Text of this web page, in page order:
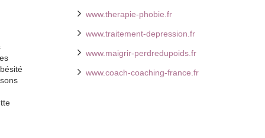
www.therapie-phobie.fr
www.traitement-depression.fr
www.maigrir-perdredupoids.fr
www.coach-coaching-france.fr